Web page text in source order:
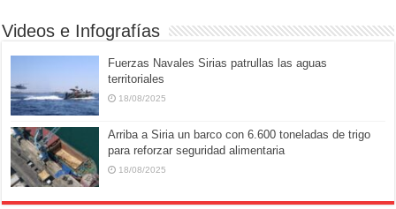
Videos e Infografías
Fuerzas Navales Sirias patrullas las aguas
territoriales
18/08/2025
Arriba a Siria un barco con 6.600 toneladas de trigo
para reforzar seguridad alimentaria
18/08/2025